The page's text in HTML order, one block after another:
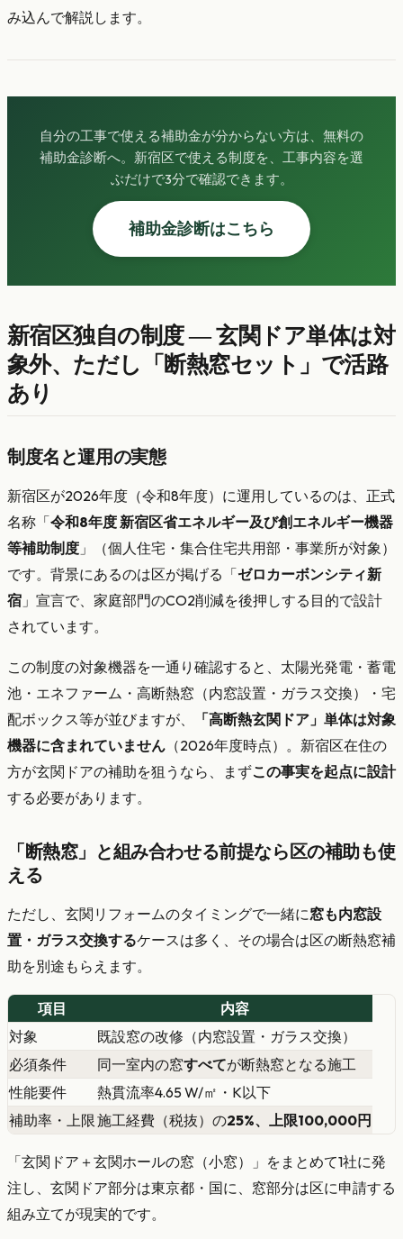
み込んで解説します。
自分の工事で使える補助金が分からない方は、無料の
補助金診断へ。新宿区で使える制度を、工事内容を選
ぶだけで3分で確認できます。
補助金診断はこちら
新宿区独自の制度 — 玄関ドア単体は対
象外、ただし「断熱窓セット」で活路
あり
制度名と運用の実態
新宿区が2026年度（令和8年度）に運用しているのは、正式
名称「令和8年度 新宿区省エネルギー及び創エネルギー機器
等補助制度 」（個人住宅・集合住宅共用部・事業所が対象）
です。背景にあるのは区が掲げる「ゼロカーボンシティ新
宿 」宣言で、家庭部門のCO2削減を後押しする目的で設計
されています。
この制度の対象機器を一通り確認すると、太陽光発電・蓄電
池・エネファーム・高断熱窓（内窓設置・ガラス交換）・宅
配ボックス等が並びますが、
「高断熱玄関ドア」単体は対象
機器に含まれていません （2026年度時点）。新宿区在住の
方が玄関ドアの補助を狙うなら、まずこの事実を起点に設計
する必要があります。
「断熱窓」と組み合わせる前提なら区の補助も使
える
ただし、玄関リフォームのタイミングで一緒に窓も内窓設
置・ガラス交換するケースは多く、その場合は区の断熱窓補
助を別途もらえます。
項目
内容
対象
既設窓の改修（内窓設置・ガラス交換）
必須条件
同一室内の窓すべてが断熱窓となる施工
性能要件
熱貫流率4.65 W/㎡・K以下
補助率・上限施工経費（税抜）の25%、上限100,000円
「玄関ドア＋玄関ホールの窓（小窓）」をまとめて1社に発
注し、玄関ドア部分は東京都・国に、窓部分は区に申請する
組み立てが現実的です。